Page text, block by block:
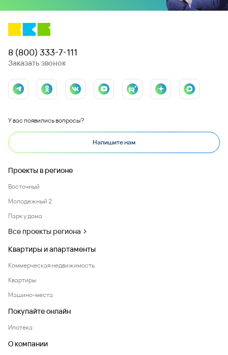
8 (800) 333-7-111
Заказать звонок
У вас появились вопросы?
Напишите нам
Проекты в регионе
Восточный
Молодежный 2
Парк у дома
Все проекты региона
Квартиры и апартаменты
Коммерческая недвижимость
Квартиры
Машино-места
Покупайте онлайн
Ипотека
О компании